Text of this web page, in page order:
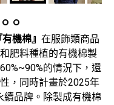
有機棉』 在服飾類商品
肥料種植的有機棉製
的情況下，還
，同時計畫於2025年
續品牌。除製成有機棉